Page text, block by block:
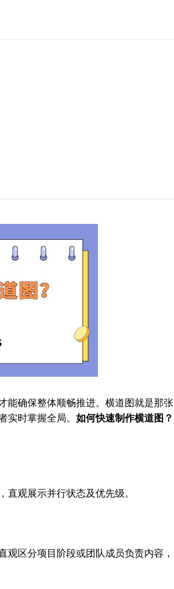
能确保整体顺畅推进。横道图就是那张
时掌握全局。 如何快速制作横道图？
观展示并行状态及优先级。
区分项目阶段或团队成员负责内容，